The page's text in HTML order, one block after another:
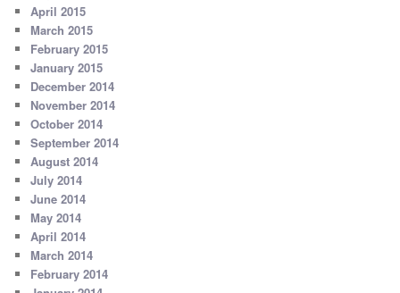
April 2015
March 2015
February 2015
January 2015
December 2014
November 2014
October 2014
September 2014
August 2014
July 2014
June 2014
May 2014
April 2014
March 2014
February 2014